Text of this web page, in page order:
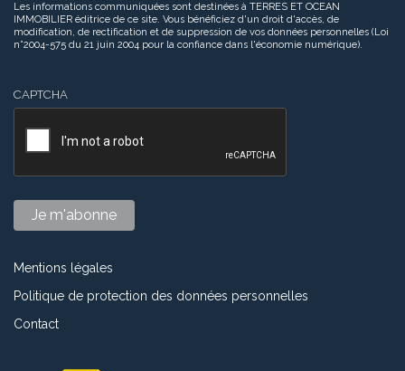
Les informations communiquées sont destinées à TERRES ET OCEAN
IMMOBILIER éditrice de ce site. Vous bénéficiez d'un droit d'accès, de
modification, de rectification et de suppression de vos données personnelles (Loi
n°2004-575 du 21 juin 2004 pour la confiance dans l'économie numérique).
CAPTCHA
Mentions légales
Politique de protection des données personnelles
Contact